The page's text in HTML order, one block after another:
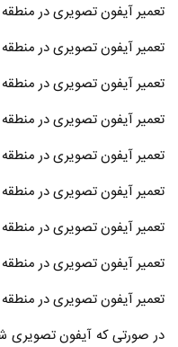
تعمیر آیفون تصویری در منطقه 14 تهران
تعمیر آیفون تصویری در منطقه 15 تهران
تعمیر آیفون تصویری در منطقه 16 تهران
تعمیر آیفون تصویری در منطقه 17 تهران
تعمیر آیفون تصویری در منطقه 18 تهران
تعمیر آیفون تصویری در منطقه 19 تهران
تعمیر آیفون تصویری در منطقه 20 تهران
تعمیر آیفون تصویری در منطقه 21 تهران
تعمیر آیفون تصویری در منطقه 22 تهران
در صورتی که آیفون تصویری